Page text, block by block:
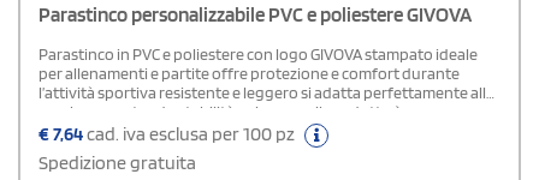
Parastinco personalizzabile PVC e poliestere GIVOVA
Parastinco in PVC e poliestere con logo GIVOVA stampato ideale
per allenamenti e partite offre protezione e comfort durante
l’attività sportiva resistente e leggero si adatta perfettamente alla
gamba garantendo stabilità e sicurezza il prodotto è
personalizzabile con loghi scritte o grafiche originali perfetto
come gadget promozionale regalo aziendale o merchandising
sportivo adatto a squadre società e appassionati unisce
€7,64cad. iva esclusa per 100 pz
Spedizione gratuita